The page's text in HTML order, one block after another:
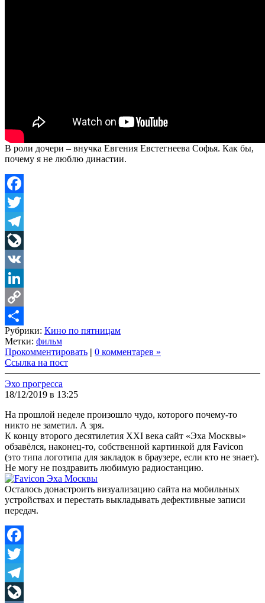
В роли дочери – внучка Евгения Евстегнеева Софья. Как бы,
почему я не люблю династии.
Facebook
Twitter
Telegram
LiveJournal
VK
LinkedIn
Copy
Link
Share
Рубрики: Кино по пятницам
Метки: фильм
Прокомментировать | 0 комментарев »
Ссылка на пост
Эхо прогресса
18/12/2019 в 13:25
На прошлой неделе произошло чудо, которого почему-то
никто не заметил. А зря.
К концу второго десятилетия XXI века сайт «Эха Москвы»
обзавёлся, наконец-то, собственной картинкой для Favicon
(это типа логотипа для закладок в браузере, если кто не знает).
Не могу не поздравить любимую радиостанцию.
Осталось донастроить визуализацию сайта на мобильных
устройствах и перестать выкладывать дефективные записи
передач.
Facebook
Twitter
Telegram